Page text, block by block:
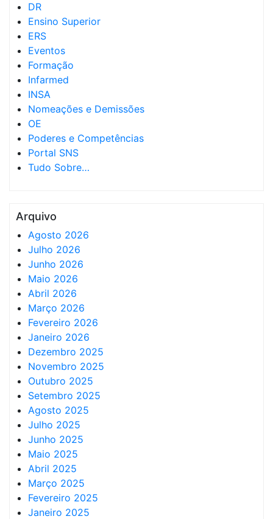
DR
Ensino Superior
ERS
Eventos
Formação
Infarmed
INSA
Nomeações e Demissões
OE
Poderes e Competências
Portal SNS
Tudo Sobre…
Arquivo
Agosto 2026
Julho 2026
Junho 2026
Maio 2026
Abril 2026
Março 2026
Fevereiro 2026
Janeiro 2026
Dezembro 2025
Novembro 2025
Outubro 2025
Setembro 2025
Agosto 2025
Julho 2025
Junho 2025
Maio 2025
Abril 2025
Março 2025
Fevereiro 2025
Janeiro 2025